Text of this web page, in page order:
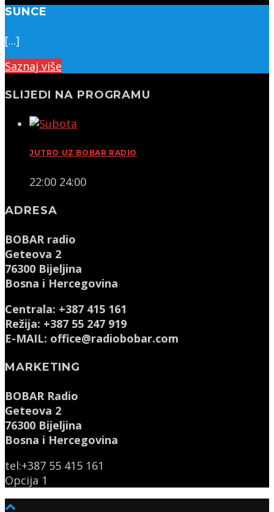
SUNCE
[...]
Saznaj više
SLIJEDI NA PROGRAMU
JUTRO UZ BOBAR RADIO
22:00 24:00
ADRESA
BOBAR radio
Geteova 2
76300 Bijeljina
Bosna i Hercegovina
Centrala: +387 415 161
Režija: +387 55 247 919
E-MAIL: office@radiobobar.com
MARKETING
BOBAR Radio
Geteova 2
76300 Bijeljina
Bosna i Hercegovina
tel:+387 55 415 161
Opcija 1